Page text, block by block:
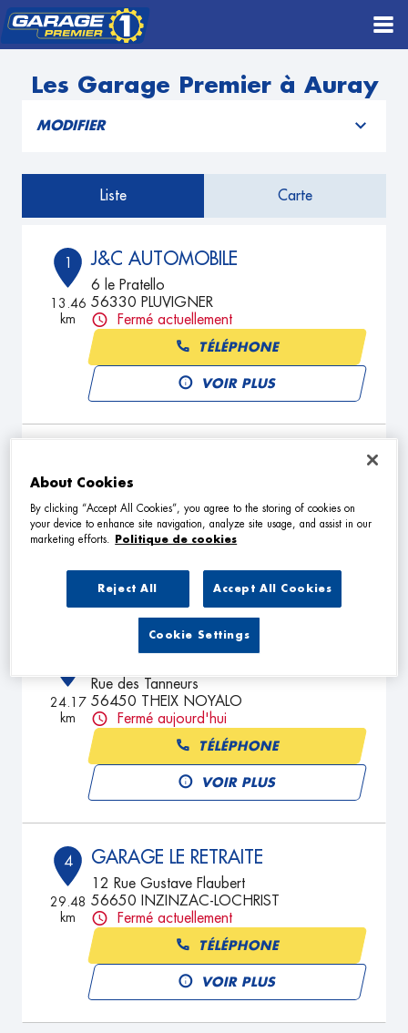
Les Garage Premier à Auray
MODIFIER
Liste Carte
1
13.46
km
J&C AUTOMOBILE
6 le Pratello
56330 PLUVIGNER
Fermé actuellement
TÉLÉPHONE
VOIR PLUS
19.65
km
3 Rue Cugnot
56000 VANNES
Fermé actuellement
TÉLÉPHONE
VOIR PLUS
24.17
km
ACCESS AUTO 56
Rue des Tanneurs
56450 THEIX NOYALO
Fermé aujourd'hui
TÉLÉPHONE
VOIR PLUS
4
29.48
km
GARAGE LE RETRAITE
12 Rue Gustave Flaubert
56650 INZINZAC-LOCHRIST
Fermé actuellement
TÉLÉPHONE
VOIR PLUS
About Cookies
By clicking “Accept All Cookies”, you agree to the storing of cookies on
your device to enhance site navigation, analyze site usage, and assist in our
marketing efforts.
Politique de cookies
Reject All Accept All Cookies
Cookie Settings